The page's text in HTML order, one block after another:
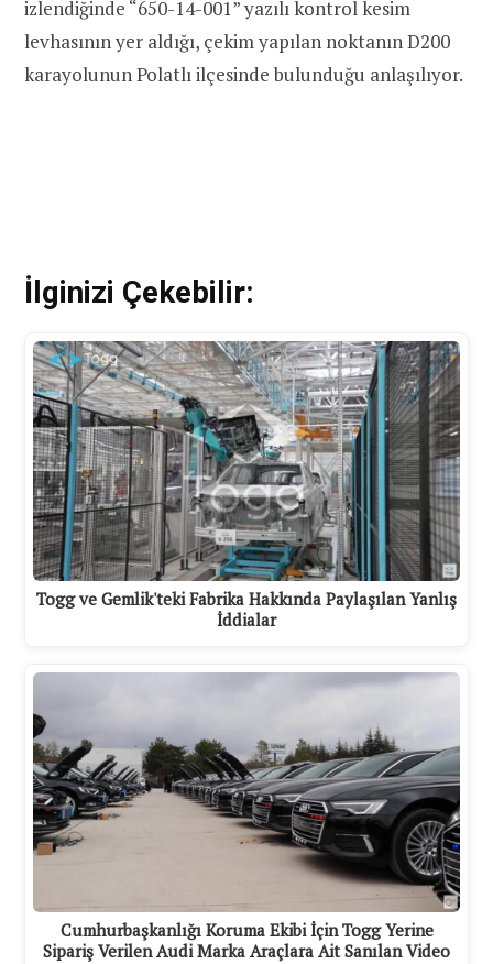
izlendiğinde “650-14-001” yazılı kontrol kesim
levhasının yer aldığı, çekim yapılan noktanın D200
karayolunun Polatlı ilçesinde bulunduğu anlaşılıyor.
İlginizi Çekebilir:
Togg ve Gemlik'teki Fabrika Hakkında Paylaşılan Yanlış
İddialar
Cumhurbaşkanlığı Koruma Ekibi İçin Togg Yerine
Sipariş Verilen Audi Marka Araçlara Ait Sanılan Video